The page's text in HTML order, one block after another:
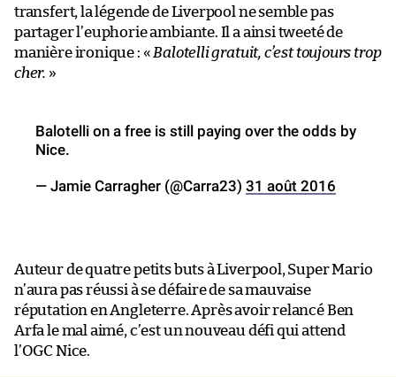
transfert, la légende de Liverpool ne semble pas
partager l’euphorie ambiante. Il a ainsi tweeté de
manière ironique : « Balotelli gratuit, c’est toujours trop
cher. »
Balotelli on a free is still paying over the odds by
Nice.
— Jamie Carragher (@Carra23) 31 août 2016
Auteur de quatre petits buts à Liverpool, Super Mario
n’aura pas réussi à se défaire de sa mauvaise
réputation en Angleterre. Après avoir relancé Ben
Arfa le mal aimé, c’est un nouveau défi qui attend
l’OGC Nice.